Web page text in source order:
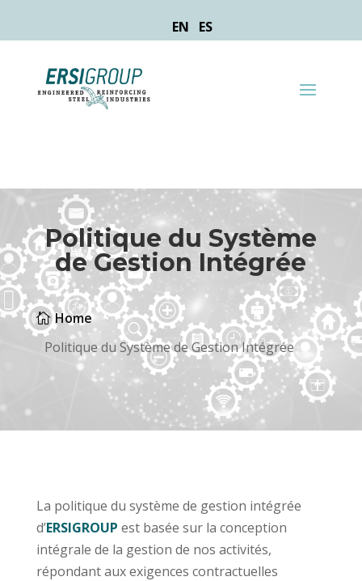
EN ES
Politique du Système
de Gestion Intégrée
 Home 5
Politique du Système de Gestion Intégrée
La politique du système de gestion intégrée
d’ERSIGROUP est basée sur la conception
intégrale de la gestion de nos activités,
répondant aux exigences contractuelles